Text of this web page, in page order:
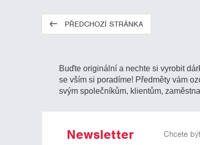
PŘEDCHOZÍ STRÁNKA
Buďte originální a nechte si vyrobit
se vším si poradíme! Předměty vám
svým společníkům, klientům,
Newsletter Chcete